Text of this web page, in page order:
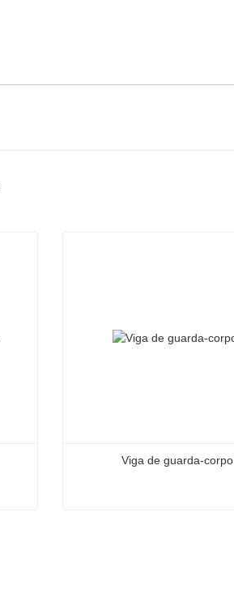
Viga de guarda-corpo